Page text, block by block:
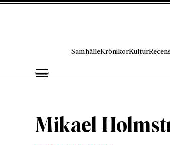
SamhälleKrönikorKultur
Mikael